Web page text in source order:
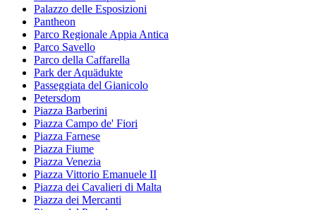
Palazzo delle Esposizioni
Pantheon
Parco Regionale Appia Antica
Parco Savello
Parco della Caffarella
Park der Aquädukte
Passeggiata del Gianicolo
Petersdom
Piazza Barberini
Piazza Campo de' Fiori
Piazza Farnese
Piazza Fiume
Piazza Venezia
Piazza Vittorio Emanuele II
Piazza dei Cavalieri di Malta
Piazza dei Mercanti